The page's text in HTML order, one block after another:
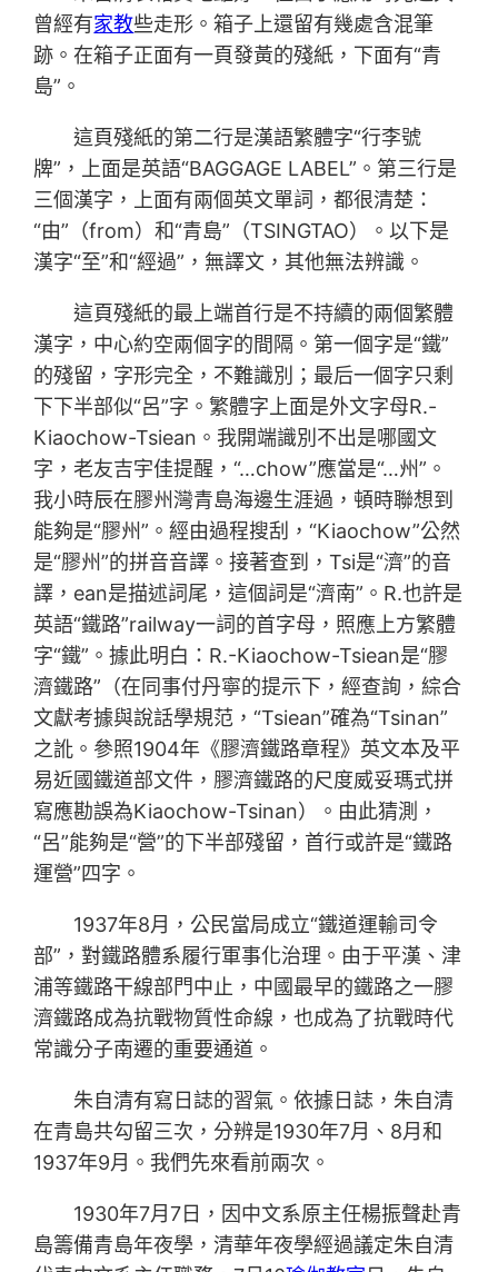
曾經有家教些走形。箱子上還留有幾處含混筆
跡。在箱子正面有一頁發黃的殘紙，下面有“青
島”。
這頁殘紙的第二行是漢語繁體字“行李號
牌”，上面是英語“BAGGAGE LABEL”。第三行是
三個漢字，上面有兩個英文單詞，都很清楚：
“由”（from）和“青島”（TSINGTAO）。以下是
漢字“至”和“經過”，無譯文，其他無法辨識。
這頁殘紙的最上端首行是不持續的兩個繁體
漢字，中心約空兩個字的間隔。第一個字是“鐵”
的殘留，字形完全，不難識別；最后一個字只剩
下下半部似“呂”字。繁體字上面是外文字母R.-
Kiaochow-Tsiean。我開端識別不出是哪國文
字，老友吉宇佳提醒，“…chow”應當是“…州”。
我小時辰在膠州灣青島海邊生涯過，頓時聯想到
能夠是“膠州”。經由過程搜刮，“Kiaochow”公然
是“膠州”的拼音音譯。接著查到，Tsi是“濟”的音
譯，ean是描述詞尾，這個詞是“濟南”。R.也許是
英語“鐵路”railway一詞的首字母，照應上方繁體
字“鐵”。據此明白：R.-Kiaochow-Tsiean是“膠
濟鐵路”（在同事付丹寧的提示下，經查詢，綜合
文獻考據與說話學規范，“Tsiean”確為“Tsinan”
之訛。參照1904年《膠濟鐵路章程》英文本及平
易近國鐵道部文件，膠濟鐵路的尺度威妥瑪式拼
寫應勘誤為Kiaochow-Tsinan）。由此猜測，
“呂”能夠是“營”的下半部殘留，首行或許是“鐵路
運營”四字。
1937年8月，公民當局成立“鐵道運輸司令
部”，對鐵路體系履行軍事化治理。由于平漢、津
浦等鐵路干線部門中止，中國最早的鐵路之一膠
濟鐵路成為抗戰物質性命線，也成為了抗戰時代
常識分子南遷的重要通道。
朱自清有寫日誌的習氣。依據日誌，朱自清
在青島共勾留三次，分辨是1930年7月、8月和
1937年9月。我們先來看前兩次。
1930年7月7日，因中文系原主任楊振聲赴青
島籌備青島年夜學，清華年夜學經過議定朱自清